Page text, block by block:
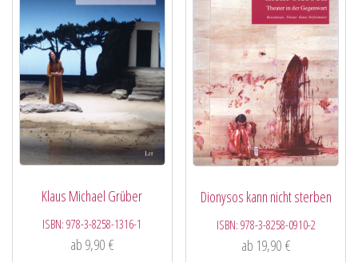
Klaus Michael Grüber
ISBN:978-3-8258-1316-1
ab 9,90 €
Dionysos kann nicht sterben
ISBN: 978-3-8258-0910-2
ab 19,90 €